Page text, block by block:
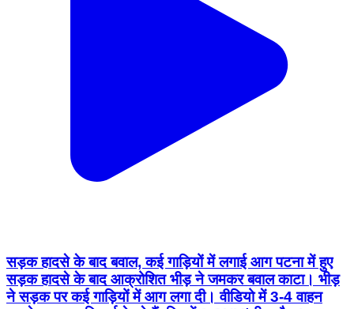
सड़क हादसे के बाद बवाल, कई गाड़ियों में लगाई आग पटना में हुए
सड़क हादसे के बाद आक्रोशित भीड़ ने जमकर बवाल काटा। भीड़
ने सड़क पर कई गाड़ियों में आग लगा दी। वीडियो में 3-4 वाहन